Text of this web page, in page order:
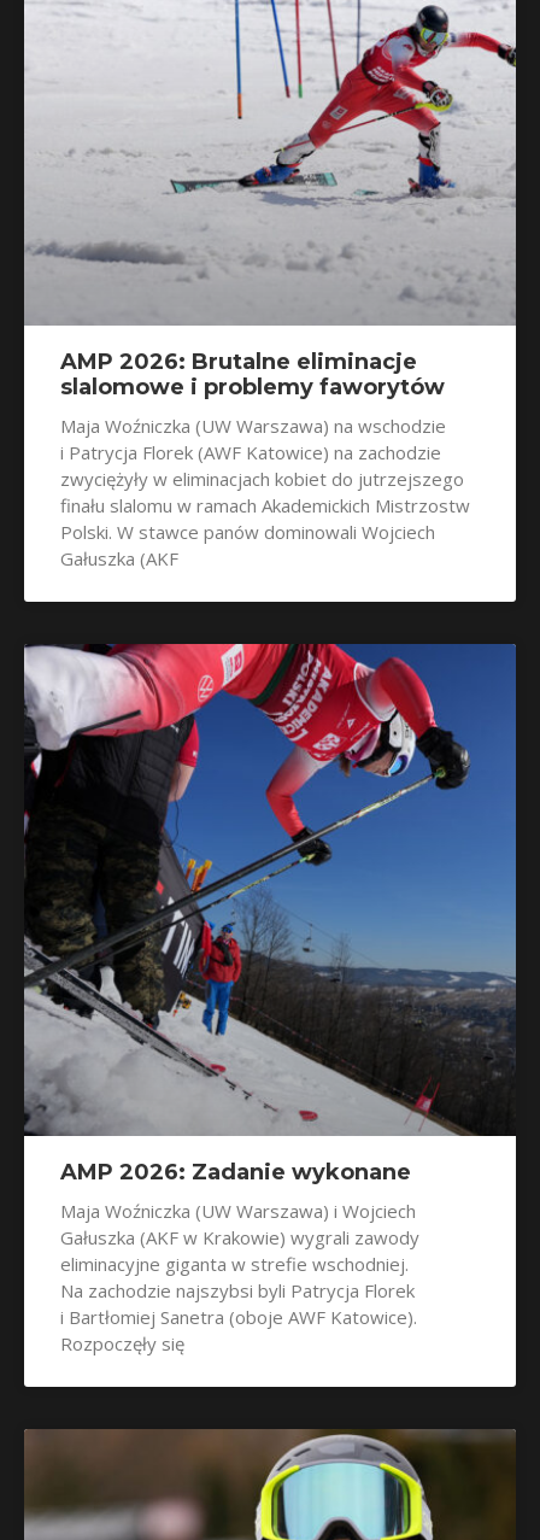
AMP 2026: Brutalne eliminacje
slalomowe i problemy faworytów
Maja Woźniczka (UW Warszawa) na wschodzie
i Patrycja Florek (AWF Katowice) na zachodzie
zwyciężyły w eliminacjach kobiet do jutrzejszego
finału slalomu w ramach Akademickich Mistrzostw
Polski. W stawce panów dominowali Wojciech
Gałuszka (AKF
AMP 2026: Zadanie wykonane
Maja Woźniczka (UW Warszawa) i Wojciech
Gałuszka (AKF w Krakowie) wygrali zawody
eliminacyjne giganta w strefie wschodniej.
Na zachodzie najszybsi byli Patrycja Florek
i Bartłomiej Sanetra (oboje AWF Katowice).
Rozpoczęły się